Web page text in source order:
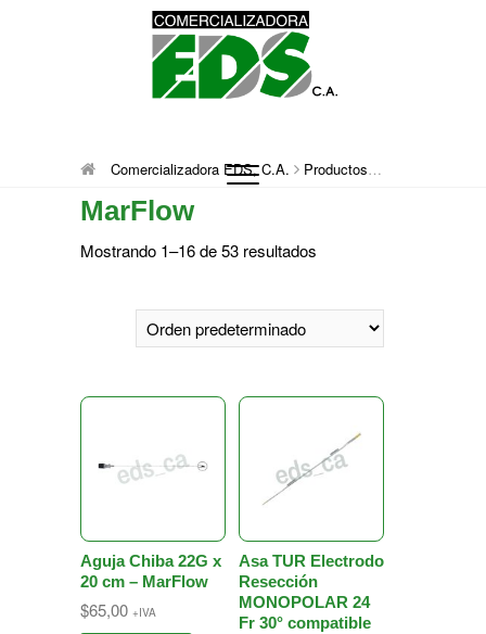
Comercializadora
EDS, C.A.
QUIRÚRGICO DESCARTABLE
Comercializadora EDS, C.A. Productos
MarFlow
Mostrando 1–16 de 53 resultados
Aguja Chiba 22G x
20 cm – MarFlow
$65,00 +IVA
Asa TUR Electrodo
Resección
MONOPOLAR 24
Fr 30° compatible